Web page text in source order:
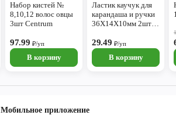
Набор кистей №
8,10,12 волос овцы
3шт Centrum
97.99₽/уп
В корзину
Ластик каучук для
карандаша и ручки
36Х14Х10мм 2шт
29.49₽/уп
В корзину
Мобильное приложение